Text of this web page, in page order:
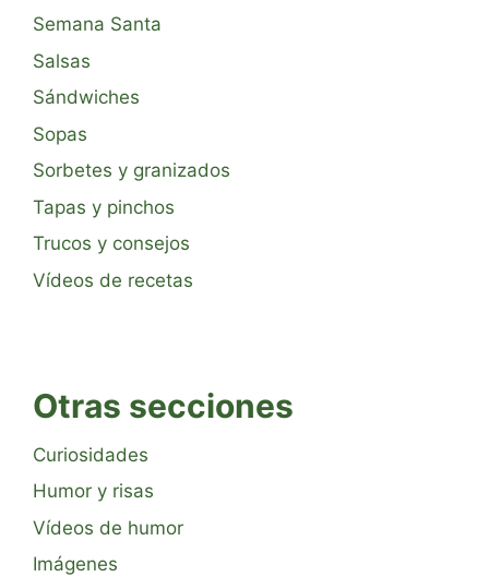
Semana Santa
Salsas
Sándwiches
Sopas
Sorbetes y granizados
Tapas y pinchos
Trucos y consejos
Vídeos de recetas
Otras secciones
Curiosidades
Humor y risas
Vídeos de humor
Imágenes